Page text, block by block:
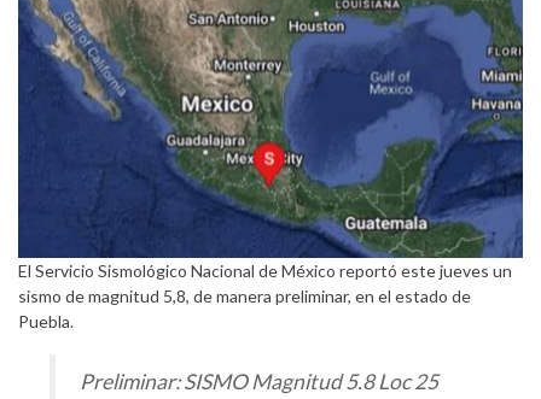
El Servicio Sismológico Nacional de México reportó este jueves un
sismo de magnitud 5,8, de manera preliminar, en el estado de
Puebla.
Preliminar: SISMO Magnitud 5.8 Loc 25